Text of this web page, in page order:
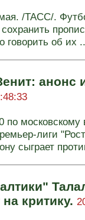
/ТАСС/.
сохранить
говорить об их
анонс
по московскому
лиги
сыграет
критику.